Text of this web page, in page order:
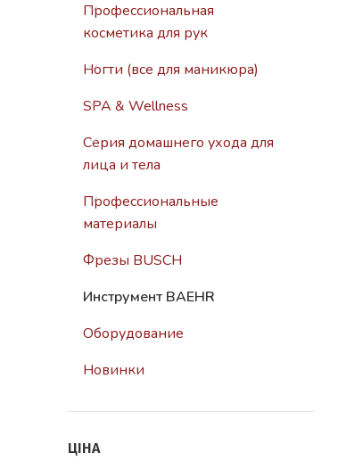
Профессиональная
косметика для рук
Ногти (все для маникюра)
SPA & Wellness
Серия домашнего ухода для
лица и тела
Профессиональные
материалы
Фрезы BUSCH
Инструмент BAEHR
Оборудование
Новинки
ЦІНА